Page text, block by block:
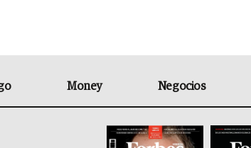
Money Negocios